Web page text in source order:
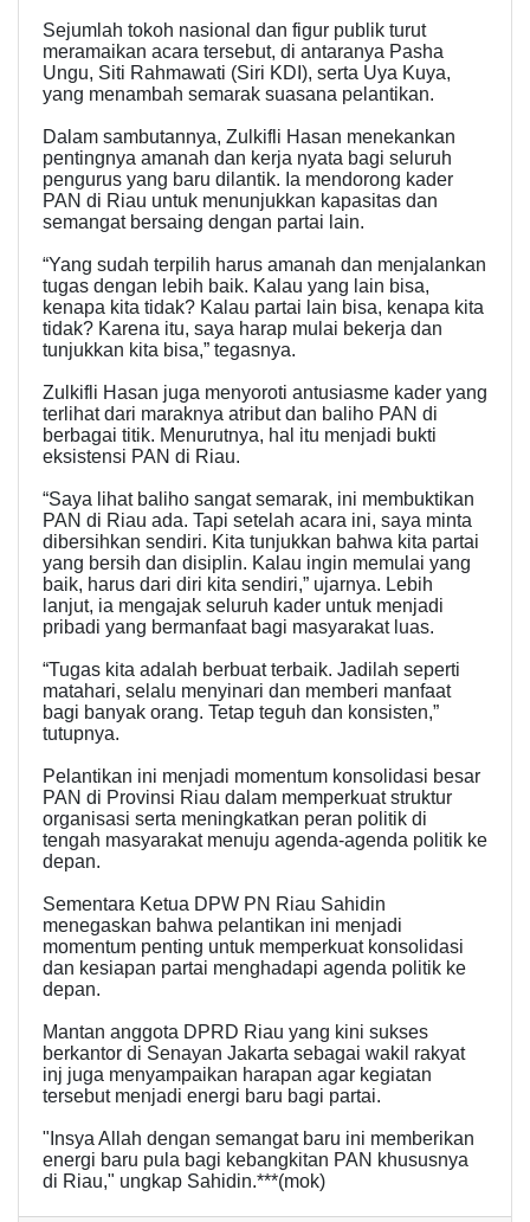
Sejumlah tokoh nasional dan figur publik turut
meramaikan acara tersebut, di antaranya Pasha
Ungu, Siti Rahmawati (Siri KDI), serta Uya Kuya,
yang menambah semarak suasana pelantikan.
Dalam sambutannya, Zulkifli Hasan menekankan
pentingnya amanah dan kerja nyata bagi seluruh
pengurus yang baru dilantik. Ia mendorong kader
PAN di Riau untuk menunjukkan kapasitas dan
semangat bersaing dengan partai lain.
“Yang sudah terpilih harus amanah dan menjalankan
tugas dengan lebih baik. Kalau yang lain bisa,
kenapa kita tidak? Kalau partai lain bisa, kenapa kita
tidak? Karena itu, saya harap mulai bekerja dan
tunjukkan kita bisa,” tegasnya.
Zulkifli Hasan juga menyoroti antusiasme kader yang
terlihat dari maraknya atribut dan baliho PAN di
berbagai titik. Menurutnya, hal itu menjadi bukti
eksistensi PAN di Riau.
“Saya lihat baliho sangat semarak, ini membuktikan
PAN di Riau ada. Tapi setelah acara ini, saya minta
dibersihkan sendiri. Kita tunjukkan bahwa kita partai
yang bersih dan disiplin. Kalau ingin memulai yang
baik, harus dari diri kita sendiri,” ujarnya. Lebih
lanjut, ia mengajak seluruh kader untuk menjadi
pribadi yang bermanfaat bagi masyarakat luas.
“Tugas kita adalah berbuat terbaik. Jadilah seperti
matahari, selalu menyinari dan memberi manfaat
bagi banyak orang. Tetap teguh dan konsisten,”
tutupnya.
Pelantikan ini menjadi momentum konsolidasi besar
PAN di Provinsi Riau dalam memperkuat struktur
organisasi serta meningkatkan peran politik di
tengah masyarakat menuju agenda-agenda politik ke
depan.
Sementara Ketua DPW PN Riau Sahidin
menegaskan bahwa pelantikan ini menjadi
momentum penting untuk memperkuat konsolidasi
dan kesiapan partai menghadapi agenda politik ke
depan.
Mantan anggota DPRD Riau yang kini sukses
berkantor di Senayan Jakarta sebagai wakil rakyat
inj juga menyampaikan harapan agar kegiatan
tersebut menjadi energi baru bagi partai.
"Insya Allah dengan semangat baru ini memberikan
energi baru pula bagi kebangkitan PAN khususnya
di Riau," ungkap Sahidin.***(mok)